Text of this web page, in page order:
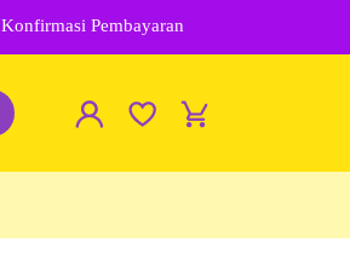
Konfirmasi Pembayaran